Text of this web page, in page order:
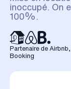
inoccupé. On
100%.
Partenaire de
Booking